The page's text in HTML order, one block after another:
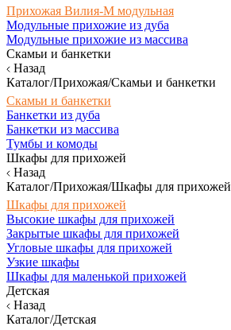
Прихожая Вилия-М модульная
Модульные прихожие из дуба
Модульные прихожие из массива
Скамьи и банкетки
Назад
Каталог/Прихожая/Скамьи и банкетки
Скамьи и банкетки
Банкетки из дуба
Банкетки из массива
Тумбы и комоды
Шкафы для прихожей
Назад
Каталог/Прихожая/Шкафы для прихожей
Шкафы для прихожей
Высокие шкафы для прихожей
Закрытые шкафы для прихожей
Угловые шкафы для прихожей
Узкие шкафы
Шкафы для маленькой прихожей
Детская
Назад
Каталог/Детская